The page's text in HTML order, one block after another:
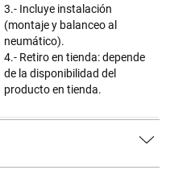
3.- Incluye instalación
(montaje y balanceo al
neumático).
4.- Retiro en tienda: depende
de la disponibilidad del
producto en tienda.